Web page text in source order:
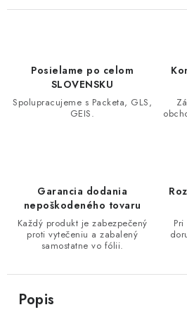
Posielame po celom
SLOVENSKU
Spolupracujeme s Packeta, GLS,
GEIS.
Garancia dodania
nepoškodeného tovaru
Každý produkt je zabezpečený
proti vytečeniu a zabalený
samostatne vo fólii.
Popis